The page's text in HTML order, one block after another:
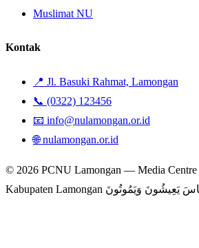
Muslimat NU
Kontak
📍 Jl. Basuki Rahmat, Lamongan
📞 (0322) 123456
📧 info@nulamongan.or.id
🌐 nulamongan.or.id
© 2026 PCNU Lamongan — Media Centre
Kabupaten Lamongan يَعِيشُونَ وَيَمُوتُونَ